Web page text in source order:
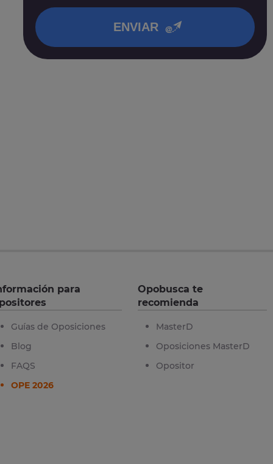
ENVIAR
para
Guías de Oposiciones
Blog
FAQS
OPE 2026
Opobusca te
recomienda
MasterD
Oposiciones MasterD
Opositor